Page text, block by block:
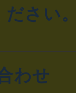
ださい
わせ